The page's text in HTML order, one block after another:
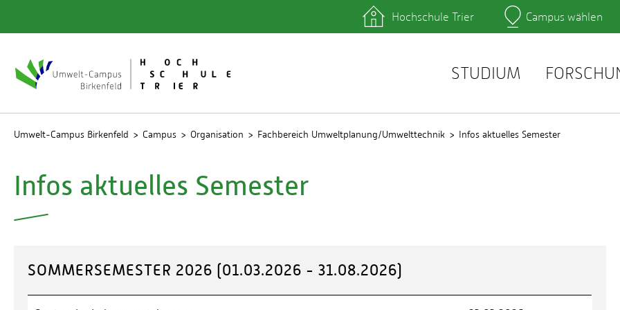
Lernplattformen
Webmail
Hochschule Trier Campus wählen
STUDIUM
Umwelt-Campus Birkenfeld Campus Organisation Fachbereich Umweltplanung/Umwelttechnik Infos aktuelles Semester
Infos aktuelles Semester
SOMMERSEMESTER 2026 (01.03.2026 - 31.08.2026)